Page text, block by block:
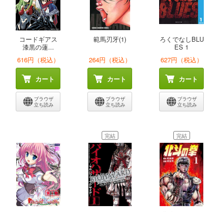
コードギアス
漆黒の蓮...
616円（税込）
カート
ブラウザ
立ち読み
範馬刃牙(1)
264円（税込）
カート
ブラウザ
立ち読み
ろくでなしBLU
ES 1
627円（税込）
カート
ブラウザ
立ち読み
完結 完結